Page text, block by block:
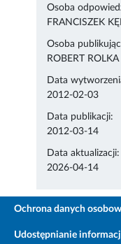
Osoba
FRANCISZEK
Osoba
ROBERT ROLKA
Data
2012-02-03
Data publikacji:
2012-03-14
Data aktualizacji:
2026-04-14
Ochrona danych
Udostępnianie